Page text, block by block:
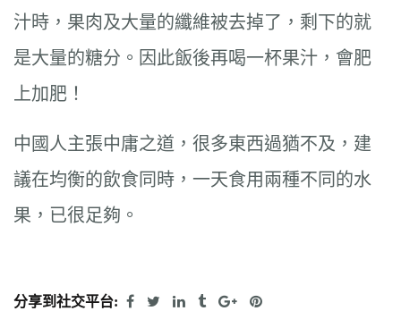
汁時，果肉及大量的纖維被去掉了，剩下的就
是大量的糖分。因此飯後再喝一杯果汁，會肥
上加肥！
中國人主張中庸之道，很多東西過猶不及，建
議在均衡的飲食同時，一天食用兩種不同的水
果，已很足夠。
分享到社交平台: